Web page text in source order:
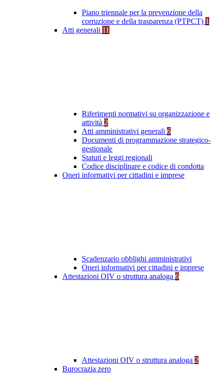
Piano triennale per la prevenzione della
corruzione e della trasparenza (PTPCT) 1
Atti generali 11
Riferimenti normativi su organizzazione e
attività 2
Atti amministrativi generali 6
Documenti di programmazione strategico-
gestionale
Statuti e leggi regionali
Codice disciplinare e codice di condotta
Oneri informativi per cittadini e imprese
Scadenzario obblighi amministrativi
Oneri informativi per cittadini e imprese
Attestazioni OIV o struttura analoga 6
Attestazioni OIV o struttura analoga 2
Burocrazia zero